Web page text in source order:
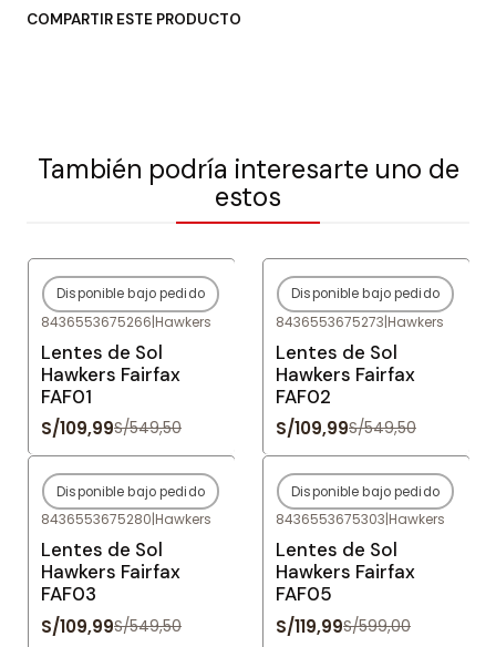
COMPARTIR ESTE PRODUCTO
También podría interesarte uno de
estos
-80%OFF
Agotado
Disponible bajo pedido
8436553675266|Hawkers
Lentes de Sol
Hawkers Fairfax
FAF01
S/109,99S/549,50
-80%OFF
Agotado
Disponible bajo pedido
8436553675273|Hawkers
Lentes de Sol
Hawkers Fairfax
FAF02
S/109,99S/549,50
-80%OFF
Agotado
Disponible bajo pedido
8436553675280|Hawkers
Lentes de Sol
Hawkers Fairfax
FAF03
S/109,99S/549,50
-80%OFF
Agotado
Disponible bajo pedido
8436553675303|Hawkers
Lentes de Sol
Hawkers Fairfax
FAF05
S/119,99S/599,00